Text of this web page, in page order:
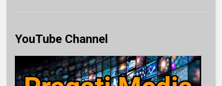
YouTube Channel